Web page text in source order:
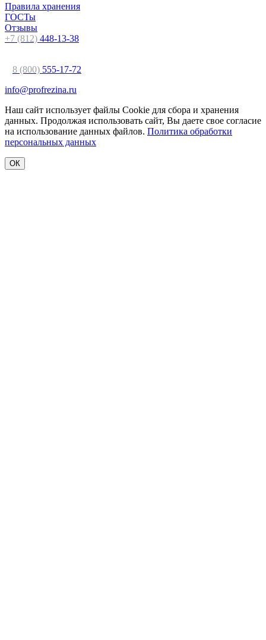
Правила хранения
ГОСТы
Отзывы
+7 (812) 448-13-38
8 (800) 555-17-72
info@profrezina.ru
Наш сайт использует файлы Cookie для сбора и хранения
данных. Продолжая использовать сайт, Вы даете свое согласие
на использование данных файлов. Политика обработки
персональных данных
ОК